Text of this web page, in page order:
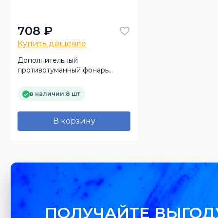
708 ₽
Купить дешевле
Дополнительный
противотуманный фонарь
металическим кронштейном
ТехАвтоСвет
в наличии:8 шт
В корзину
ПОЛУЧАЙТЕ